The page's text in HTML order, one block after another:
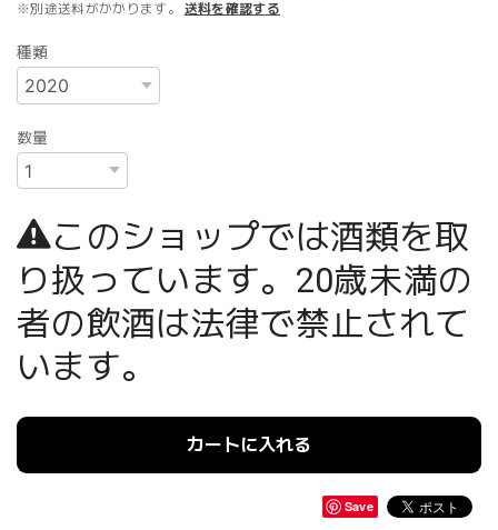
※別途送料がかかります。
送料を確認する
種類
数量
このショップでは酒類を取
り扱っています。20歳未満の
者の飲酒は法律で禁止されて
います。
カートに入れる
Save